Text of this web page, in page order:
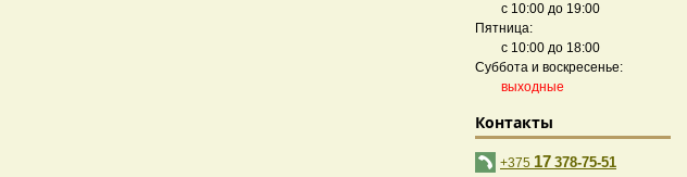
с 10:00 до 19:00
Пятница:
с 10:00 до 18:00
Суббота и воскресенье:
выходные
Контакты
+375 17 378-75-51